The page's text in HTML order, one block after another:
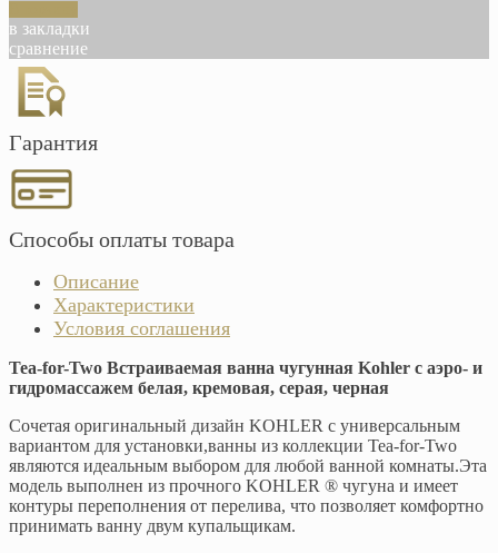
в закладки
сравнение
Гарантия
Способы оплаты товара
Описание
Характеристики
Условия соглашения
Tea-for-Two Встраиваемая ванна чугунная Kohler с аэро- и
гидромассажем белая, кремовая, серая, черная
Сочетая оригинальный дизайн KOHLER с универсальным
вариантом для установки,ванны из коллекции Tea-for-Two
являются идеальным выбором для любой ванной комнаты.Эта
модель выполнен из прочного KOHLER ® чугуна и имеет
контуры переполнения от перелива, что позволяет комфортно
принимать ванну двум купальщикам.